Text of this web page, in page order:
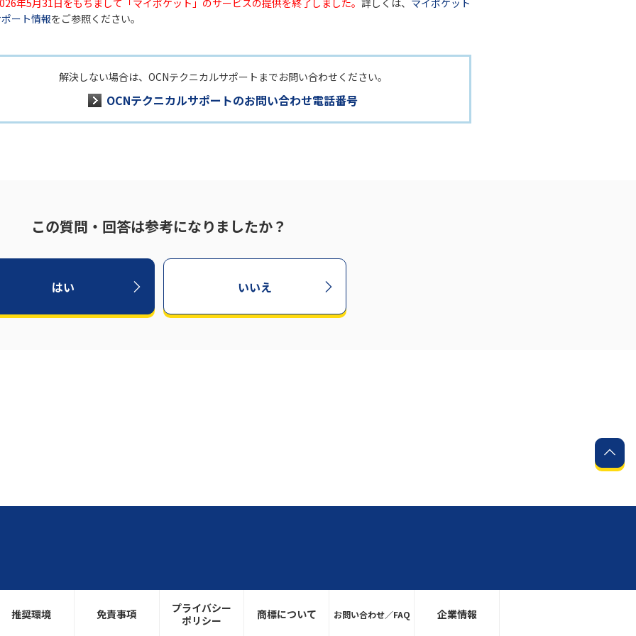
年5月31日をもちまして「マイポケット」のサービスの提供を終了しました。 詳しくは、 マイポケット
ート情報をご参照ください。
解決しない場合は、OCNテクニカルサポートまでお問い合わせください。
OCNテクニカルサポートのお問い合わせ電話番号
この質問・回答は参考になりましたか？
はい いいえ
推奨環境 免責事項
プライバシー
ポリシー
商標について お問い合わせ／FAQ 企業情報